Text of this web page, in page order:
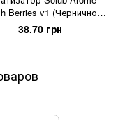
Berries v1 (Чернично
микс с
дополнением мяты и
38.70 грн